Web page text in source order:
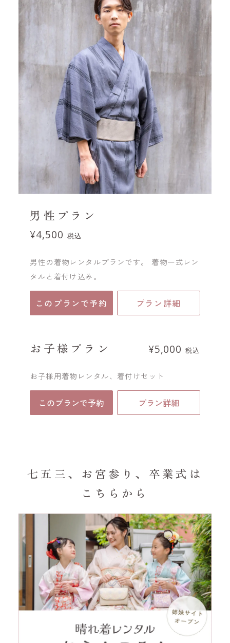
男性プラン
¥4,500 税込
男性の着物レンタルプランです。 着物一式レン
タルと着付け込み。
このプランで予約 プラン詳細
お子様プラン ¥5,000 税込
お子様用着物レンタル、着付けセット
このプランで予約 プラン詳細
七五三、お宮参り、卒業式は
こちらから